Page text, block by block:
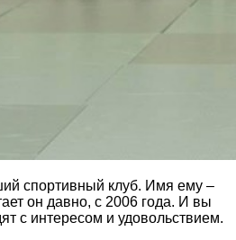
спортивный клуб. Имя ему –
он давно, с 2006 года. И вы
с интересом и удовольствием.